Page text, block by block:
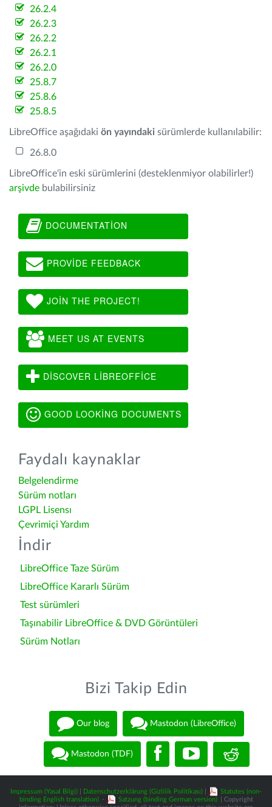
26.2.4
26.2.3
26.2.2
26.2.1
26.2.0
25.8.7
25.8.6
25.8.5
LibreOffice aşağıdaki ön yayındaki sürümlerde kullanılabilir:
26.8.0
LibreOffice'in eski sürümlerini (desteklenmiyor olabilirler!)
arşivde bulabilirsiniz
DOCUMENTATION
PROVIDE FEEDBACK
JOIN THE PROJECT!
MEET US AT EVENTS
DISCOVER LIBREOFFICE
GOOD LOOKING DOCUMENTS
Faydalı kaynaklar
Belgelendirme
Sürüm notları
LGPL Lisensı
Çevrimiçi Yardım
İndir
LibreOffice Taze Sürüm
LibreOffice Kararlı Sürüm
Test sürümleri
Taşınabilir LibreOffice & DVD Görüntüleri
Sürüm Notları
Bizi Takip Edin
Our blog Mastodon (LibreOffice)
Mastodon (TDF)
Impressum (Yasal Bilgi) Datenschutzerklärung (Gizlilik Politikası)
Statutes (non-
binding English translation) - Satzung (binding German version)
| Copyright